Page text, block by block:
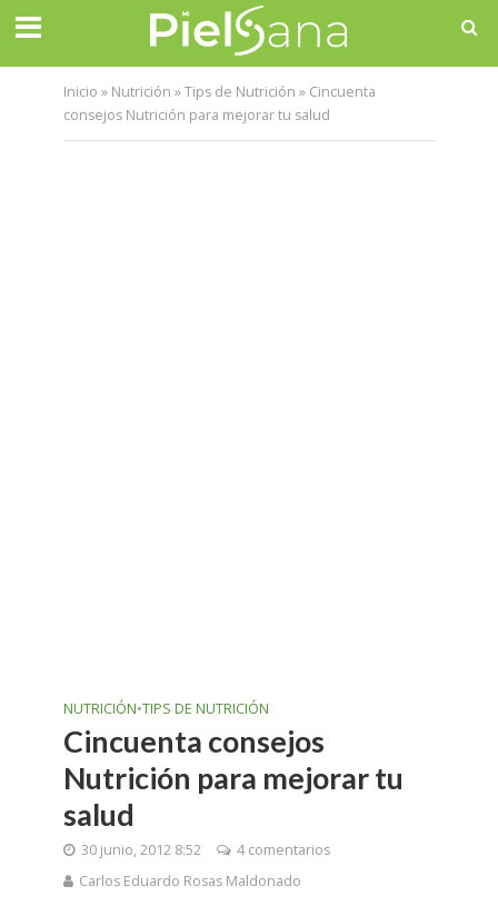
Inicio » Nutrición »Tips de Nutrición » Cincuenta
consejos Nutrición para mejorar tu salud
NUTRICIÓN•TIPS DE NUTRICIÓN
Cincuenta consejos
Nutrición para mejorar tu
salud
30 junio, 2012 8:52
4 comentarios
Carlos Eduardo Rosas Maldonado